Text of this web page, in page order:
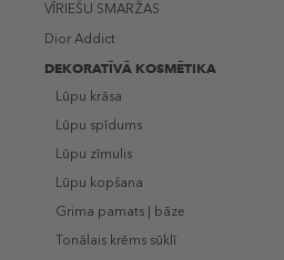
VĪRIEŠU SMARŽAS
Dior Addict
DEKORATĪVĀ KOSMĒTIKA
Lūpu krāsa
Lūpu spīdums
Lūpu zīmulis
Lūpu kopšana
Grima pamats | bāze
Tonālais krēms sūklī